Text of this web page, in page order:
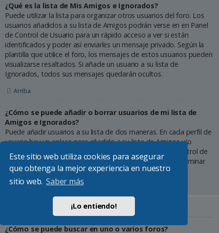
Este sitio web utiliza cookies para asegurar
que obtenga la mejor experiencia en nuestro
sitio web. Saber más
¡Lo entiendo!
¿Qué es la lista de Mis Amigos e Ignorados?
Puede utilizar la lista para organizar otros usuarios del foro. Los
usuarios añadidos a su lista de Amigos podrán verse en en Panel
de Control de Usuario para un rápido acceso a ver si están
identificados y poder así enviarles un mensaje privado. Según la
plantilla que utilice el foro, los mensajes de estos usuarios pueden
visualizarse resaltados. Si añade un usuario a su lista de
Ignorados, todos sus mensajes quedarán ocultos.
Arriba
¿Cómo se puede añadir o borrar usuarios de mi lista de
Amigos e Ignorados?
Puede añadir usuarios a su lista de dos maneras. En cada perfil de
usuario hay un enlace para añadirlo a su lista de Amigos y/o
Ignorados. También puede hacerlo desde el Panel de Control de
Usuario directamente, introduciendo su nombre. Puede eliminar
usuarios de su lista desde esta misma página.
Búsqueda en los foros
¿Cómo se puede buscar en uno o varios foros?